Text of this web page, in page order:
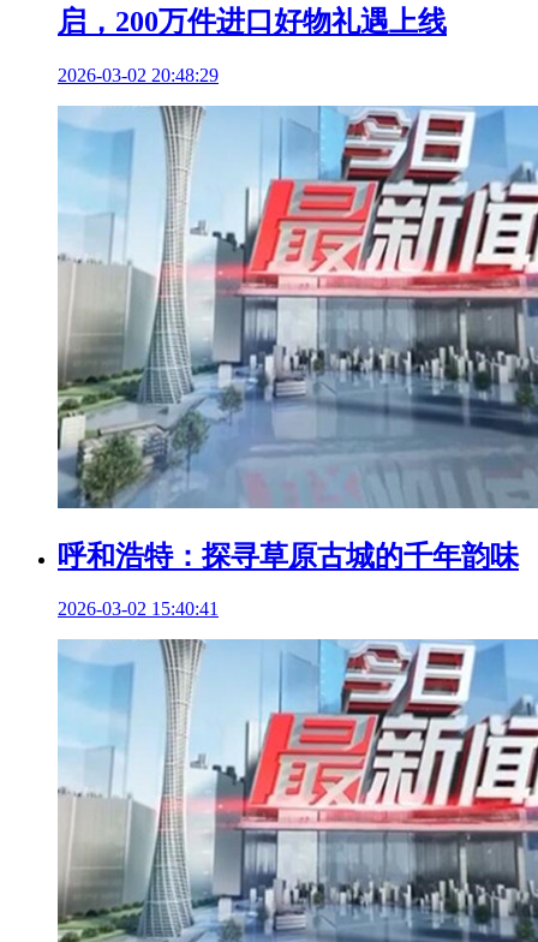
启，200万件进口好物礼遇上线
2026-03-02 20:48:29
呼和浩特：探寻草原古城的千年韵味
2026-03-02 15:40:41